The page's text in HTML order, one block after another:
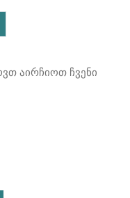
აირჩიოთ ჩვენი